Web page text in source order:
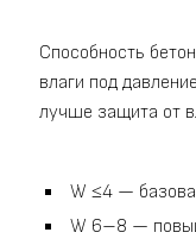
Способность
влаги под
лучше защита от
W ≤4 —
W 6–8 —